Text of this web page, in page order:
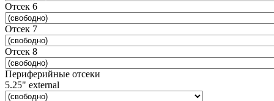
Отсек 6
Отсек 7
Отсек 8
Периферийные отсеки
5.25" external